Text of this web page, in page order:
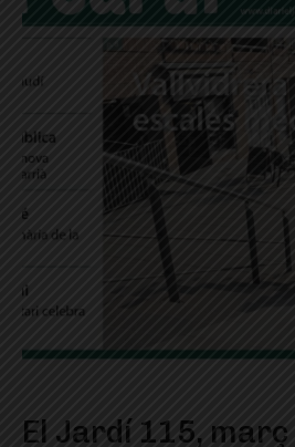
El Jardí 115, març